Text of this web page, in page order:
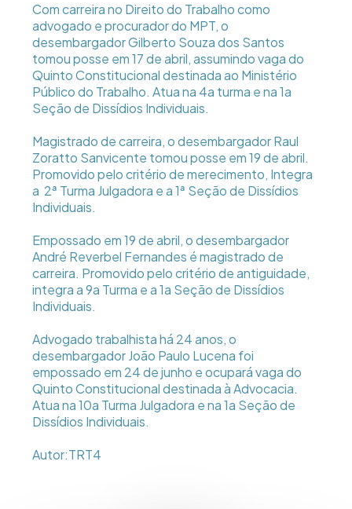
Com carreira no Direito do Trabalho como
advogado e procurador do MPT, o
desembargador Gilberto Souza dos Santos
tomou posse em 17 de abril, assumindo vaga do
Quinto Constitucional destinada ao Ministério
Público do Trabalho. Atua na 4a turma e na 1a
Seção de Dissídios Individuais.
Magistrado de carreira, o desembargador Raul
Zoratto Sanvicente tomou posse em 19 de abril.
Promovido pelo critério de merecimento, Integra
a 2ª Turma Julgadora e a 1ª Seção de Dissídios
Individuais.
Empossado em 19 de abril, o desembargador
André Reverbel Fernandes é magistrado de
carreira. Promovido pelo critério de antiguidade,
integra a 9a Turma e a 1a Seção de Dissídios
Individuais.
Advogado trabalhista há 24 anos, o
desembargador João Paulo Lucena foi
empossado em 24 de junho e ocupará vaga do
Quinto Constitucional destinada à Advocacia.
Atua na 10a Turma Julgadora e na 1a Seção de
Dissídios Individuais.
Autor:TRT4